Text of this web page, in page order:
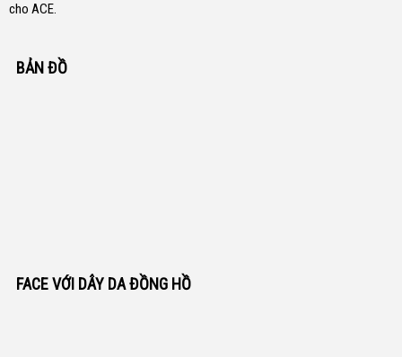
cho ACE.
BẢN ĐỒ
FACE VỚI DÂY DA ĐỒNG HỒ